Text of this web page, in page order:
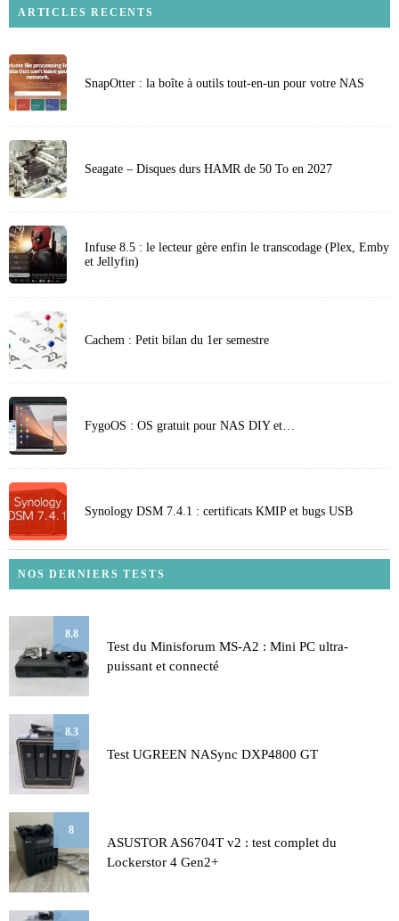
ARTICLES RECENTS
SnapOtter : la boîte à outils tout-en-un pour votre NAS
Seagate – Disques durs HAMR de 50 To en 2027
Infuse 8.5 : le lecteur gère enfin le transcodage (Plex, Emby
et Jellyfin)
Cachem : Petit bilan du 1er semestre
FygoOS : OS gratuit pour NAS DIY et…
Synology DSM 7.4.1 : certificats KMIP et bugs USB
NOS DERNIERS TESTS
8.8
Test du Minisforum MS-A2 : Mini PC ultra-
puissant et connecté
8.3
Test UGREEN NASync DXP4800 GT
8
ASUSTOR AS6704T v2 : test complet du
Lockerstor 4 Gen2+